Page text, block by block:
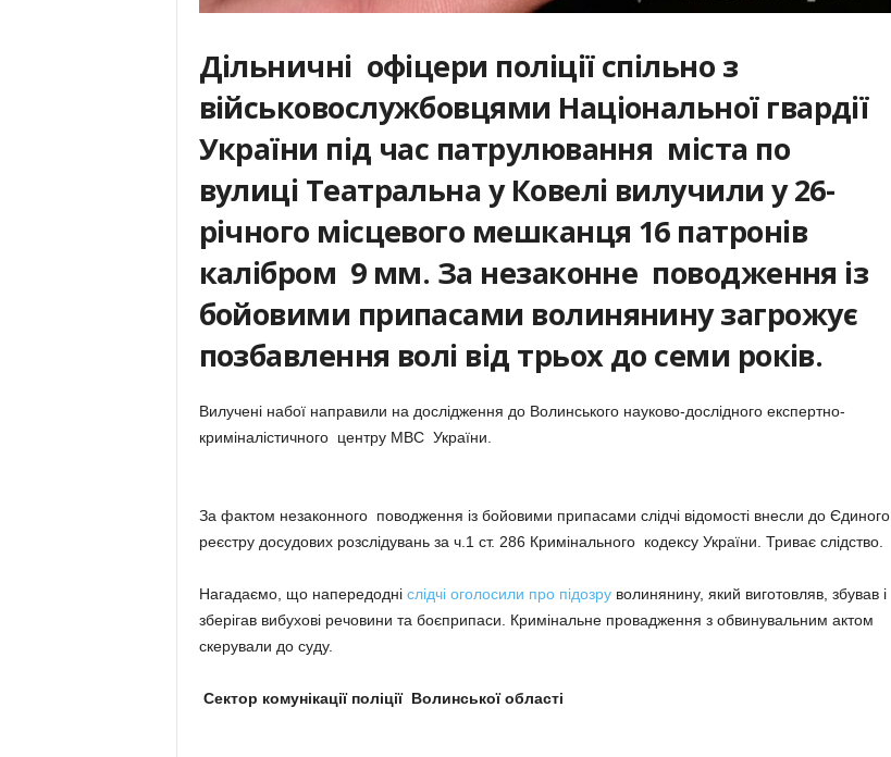
Дільничні офіцери поліції спільно з
військовослужбовцями Національної гвардії
України під час патрулювання міста по
вулиці Театральна у Ковелі вилучили у 26-
річного місцевого мешканця 16 патронів
калібром 9 мм. За незаконне поводження із
бойовими припасами волинянину загрожує
позбавлення волі від трьох до семи років.
Вилучені набої направили на дослідження до Волинського науково-дослідного експертно-
криміналістичного центру МВС України.
За фактом незаконного поводження із бойовими припасами слідчі відомості внесли до Єдиного
реєстру досудових розслідувань за ч.1 ст. 286 Кримінального кодексу України. Триває слідство.
Нагадаємо, що напередодні слідчі оголосили про підозруволинянину, який виготовляв, збував і
зберігав вибухові речовини та боєприпаси. Кримінальне провадження з обвинувальним актом
скерували до суду.
Сектор комунікації поліції Волинської області